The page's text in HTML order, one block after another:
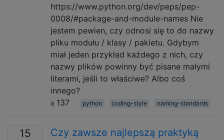
https://www.python.org/dev/peps/pep-
0008/#package-and-module-names Nie
jestem pewien, czy odnosi się to do nazwy
pliku modułu / klasy / pakietu. Gdybym
miał jeden przykład każdego z nich, czy
nazwy plików powinny być pisane małymi
literami, jeśli to właściwe? Albo coś
innego?
137
python coding-style naming-standards
15
Czy zawsze najlepszą praktyką